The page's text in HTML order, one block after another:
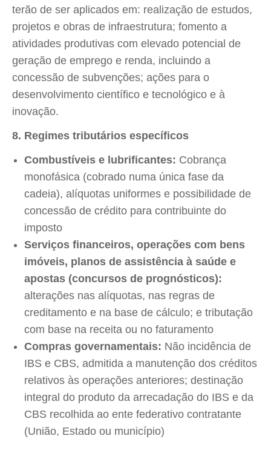
terão de ser aplicados em: realização de estudos,
projetos e obras de infraestrutura; fomento a
atividades produtivas com elevado potencial de
geração de emprego e renda, incluindo a
concessão de subvenções; ações para o
desenvolvimento científico e tecnológico e à
inovação.
8. Regimes tributários específicos
Combustíveis e lubrificantes: Cobrança
monofásica (cobrado numa única fase da
cadeia), alíquotas uniformes e possibilidade de
concessão de crédito para contribuinte do
imposto
Serviços financeiros, operações com bens
imóveis, planos de assistência à saúde e
apostas (concursos de prognósticos):
alterações nas alíquotas, nas regras de
creditamento e na base de cálculo; e tributação
com base na receita ou no faturamento
Compras governamentais: Não incidência de
IBS e CBS, admitida a manutenção dos créditos
relativos às operações anteriores; destinação
integral do produto da arrecadação do IBS e da
CBS recolhida ao ente federativo contratante
(União, Estado ou município)